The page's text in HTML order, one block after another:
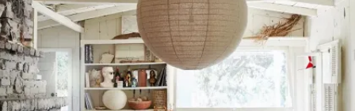
Petite Surface
Piscine Question De Style
Renovation
Revue De Week End
Tiny House